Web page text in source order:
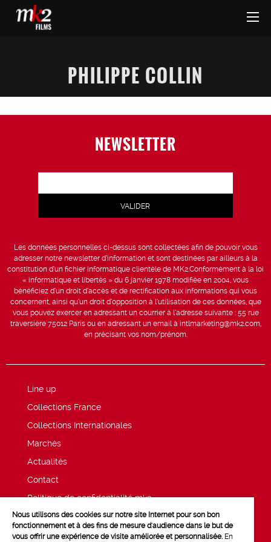
PHILIPPE COLLIN
NEWSLETTER
Les données personnelles ci-dessus sont collectées afin de pouvoir vous
adresser notre newsletter d’information et sont destinées par ailleurs à la
constitution d’un fichier informatique clientèle de MK2.Conformément à la loi
« informatique et libertés » du 6 janvier 1978 modifiée en 2004, vous
bénéficiez d’un droit d’accès et de rectification aux informations qui vous
concernent, ainsi qu’un droit d’opposition à l’utilisation de ces données, que
vous pouvez exercer en adressant un courrier à l’adresse suivante : 55 rue
traversière 75012 Paris ou en adressant un email à intlmarketing@mk2.com,
en précisant vos nom/prénom.
Line up
Collections France
Collections Internationales
Marchés
Actualités
Contact
Politique de confidentialité mk2
Mentions légales
Nous utilisons des cookies sur notre site Internet pour son bon
fonctionnement et à des fins de mesure d'audience dans le but de
vous offrir une expérience de visite améliorée et personnalisée. En